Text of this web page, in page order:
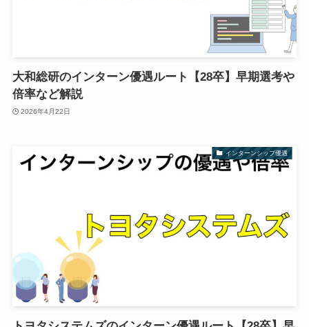
大和総研のインターン優遇ルート【28卒】早期選考や
倍率など解説
2026年4月22日
インターンシップ優遇